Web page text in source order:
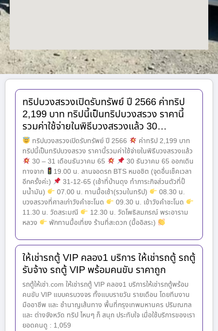
ทริปบวงสรวงเปิดรับทรัพย์ ปี 2566 ค่าทริป
2,199 บาท ทริปนี้เป็นทริปบวงสรวง ราคานี้
รวมค่าใช้จ่ายในพิธีบวงสรวงแล้ว 30…
ทริปบวงสรวงเปิดรับทรัพย์ ปี 2566
ค่าทริป 2,199 บาท
ทริปนี้เป็นทริปบวงสรวง ราคานี้รวมค่าใช้จ่ายในพิธีบวงสรวงแล้ว
30 – 31 เดือนธันวาคม 65
30 ธันวาคม 65 ออกเดิน
ทางจาก
19.00 น. ลานจอดรถ BTS หมอชิต (จุดอื่นเช็คเวลา
อีกครั้งค่ะ)
31-12-65 (เช้าที่บ้านดุง ทำภาระกิจส่วนตัวที่ปั้
มน้ำมัน)
07.00 น. ทานมื้อเช้า(รวมในทริป)
08.30 น.
บวงสรวงที่ศาลเก่าวังคำชะโนด
09.30 น. เข้าวังคำชะโนด
11.30 น. วัดสระมณี
12.30 น. วัดโพธิสมภรณ์ พระอาราม
หลวง
พักทานมื้อเที่ยง ร้านที่สะดวก (มื้ออิสระ)
ให้เช่ารถตู้ VIP คลอง1 บริการ ให้เช่ารถตู้ รถตู้
รับจ้าง รถตู้ VIP พร้อมคนขับ ราคาถูก
รถตู้ให้เช่า.com ให้เช่ารถตู้ VIP คลอง1 บริการให้เช่ารถตู้พร้อม
คนขับ VIP แบบครบวงจร ทั้งแบบรายวัน รายเดือน โดยทีมงาน
มืออาชีพ และ ชำนาญเส้นทาง พื้นที่กรุงเทพมหานคร ปริมณฑล
และ ต่างจังหวัด ทริป ไหนๆ ก็ สนุก ประทับใจ เมื่อใช้บริการของเรา
ยอดคนดู : 1,059